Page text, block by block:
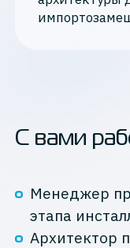
С вами
Менеджер
этапа
Архитектор